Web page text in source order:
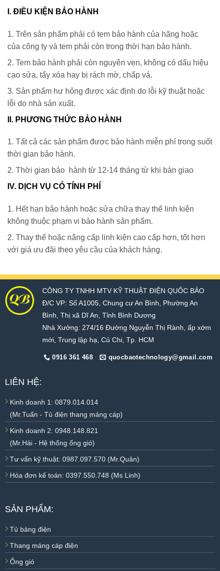
I. ĐIỀU KIỆN BẢO HÀNH
1. Trên sản phẩm phải có tem bảo hành của hãng hoặc
của công ty và tem phải còn trong thời hạn bảo hành.
2. Tem bảo hành phải còn nguyên vẹn, không có dấu hiệu
cạo sửa, tẩy xóa hay bị rách mờ, chấp vá.
3. Sản phẩm hư hỏng được xác định do lỗi kỹ thuật hoặc
lỗi do nhà sản xuất.
II. PHƯƠNG THỨC BẢO HÀNH
1. Tất cả các sản phẩm được bảo hành miễn phí trong suốt
thời gian bảo hành.
2. Thời gian bảo hành từ 12-14 tháng từ khi bàn giao
IV. DỊCH VỤ CÓ TÍNH PHÍ
1. Hết hạn bảo hành hoặc sửa chữa thay thế linh kiện
không thuộc phạm vi bảo hành sản phẩm.
2. Thay thế hoặc nâng cấp linh kiện cao cấp hơn, tốt hơn
với giá ưu đãi theo yêu cầu của khách hàng.
CÔNG TY TNHH MTV KỸ THUẬT ĐIỆN QUỐC BẢO
Đ/C VP: Số A1005, Chung cư An Bình, Phường An
Bình, Thị xã Dĩ An, Tỉnh Bình Dương
Nhà Xưởng: 274/16 Đường Nguyễn Thị Rành, ấp xớm
mới, Trung lập hạ, Củ Chi, Tp. HCM
0916 361 468 quocbaotechnology@gmail.com
LIÊN HỆ:
Kinh doanh 1: 0879.014.014
(Mr.Tuấn - Tủ điện thang máng cáp)
Kinh doanh 2: 0948.148.821
(Mr.Hải - Hệ thống ống gió)
Tư vấn kỹ thuật: 0987.097.570 (Mr.Quân)
Hóa đơn kế toán: 0397.550.748 (Ms Linh)
SẢN PHẨM:
Tủ bảng điện
Thang máng cáp điện
Ống gió